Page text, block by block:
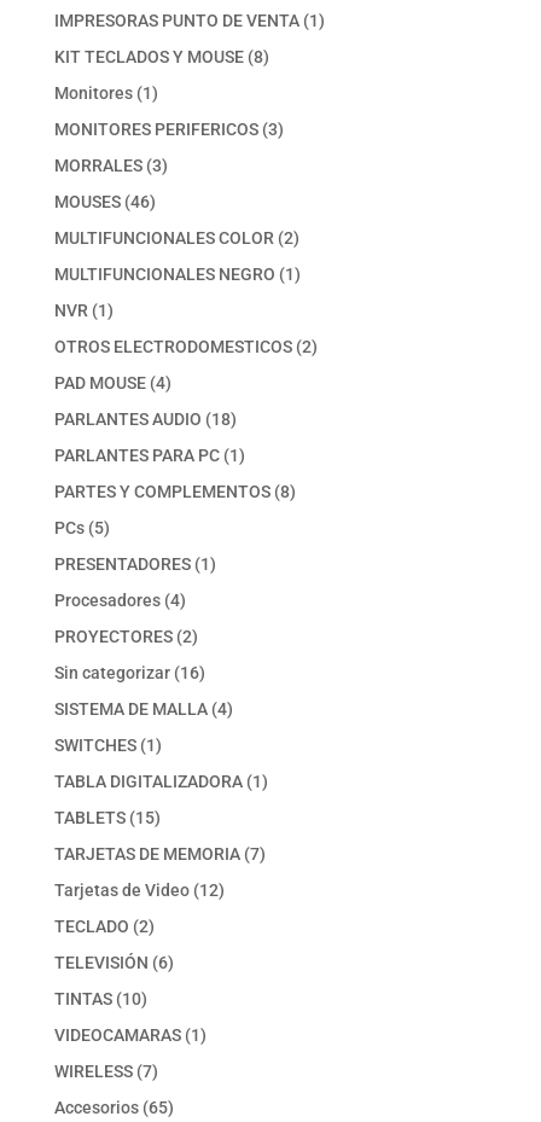
producto
IMPRESORAS PUNTO DE VENTA 11
KIT TECLADOS Y MOUSE 88
Monitores 11
producto
MONITORES PERIFERICOS 33
MORRALES 33
MOUSES 4646
productos
MULTIFUNCIONALES COLOR 22
productos
MULTIFUNCIONALES NEGRO 11
NVR 11
producto
OTROS ELECTRODOMESTICOS 22
PAD MOUSE 44
productos
PARLANTES AUDIO 1818
productos
PARLANTES PARA PC 11
producto
PARTES Y COMPLEMENTOS 88
PCs 55
productos
PRESENTADORES 11
Procesadores 44
productos
PROYECTORES 22
productos
Sin categorizar 1616
productos
SISTEMA DE MALLA 44
SWITCHES 11
producto
TABLA DIGITALIZADORA 11
TABLETS 1515
productos
TARJETAS DE MEMORIA 77
Tarjetas de Video 1212
TECLADO 22
productos
TELEVISIÓN 66
TINTAS 1010
productos
VIDEOCAMARAS 11
WIRELESS 77
productos
Accesorios 6565